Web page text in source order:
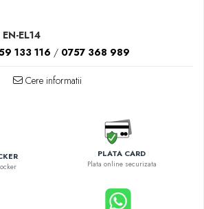
BOOST
EL14
133 116 / 0757 368 989
Cere informatii
PLATA CARD
Plata online securizata